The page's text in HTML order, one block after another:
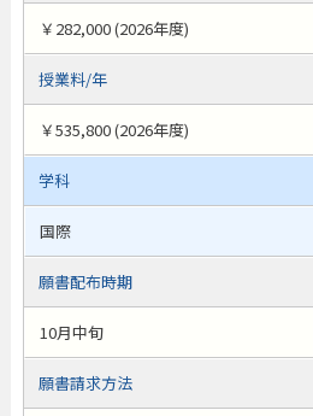
￥282,000 (2026年度)
授業料/年
￥535,800 (2026年度)
学科
国際
願書配布時期
10月中旬
願書請求方法